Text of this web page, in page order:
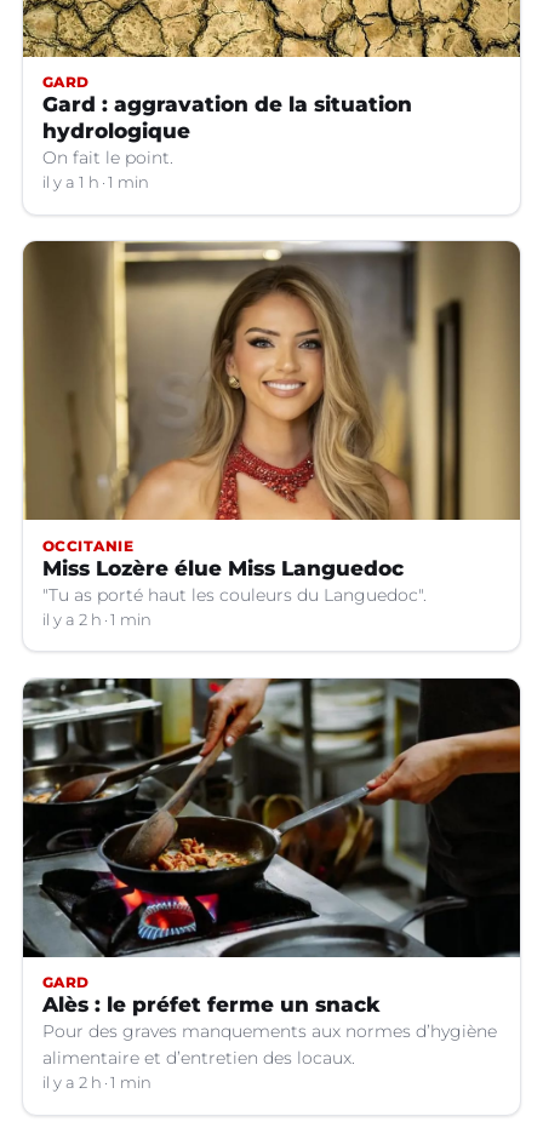
GARD
Gard : aggravation de la situation
hydrologique
On fait le point.
il y a 1 h 1 min
OCCITANIE
Miss Lozère élue Miss Languedoc
"Tu as porté haut les couleurs du Languedoc".
il y a 2 h 1 min
GARD
Alès : le préfet ferme un snack
Pour des graves manquements aux normes d’hygiène
alimentaire et d’entretien des locaux.
il y a 2 h 1 min